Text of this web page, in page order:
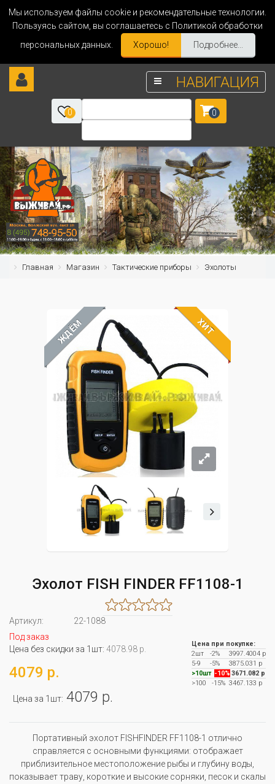
Мы используем файлы cookie и рекомендательные технологии.
Пользуясь сайтом, вы соглашаетесь с Политикой обработки
персональных данных.
Хорошо! Подробнее...
НАВИГАЦИЯ
0 0
Главная Магазин Тактические приборы Эхолоты
ЖДЁМ ХИТ
Эхолот FISH FINDER FF1108-1
Артикул:
22-1088
Под заказ
Цена без скидки за 1шт: 4078.98 р.
4079 р.
Цена за 1шт: 4079 р.
Цена при покупке:
2шт
-2%
3997.4004 р
5-9
-5%
3875.031 р
>10шт -10% 3671.082 р
>100
-15% 3467.133 р
Портативный эхолот FISHFINDER FF1108-1 отлично
справляется с основными функциями: отображает
приблизительное местоположение рыбы и глубину воды,
показывает траву, короткие и высокие сорняки, песок и скалы